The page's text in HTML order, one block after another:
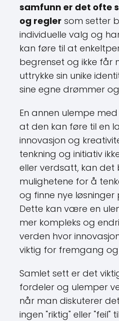
samfunn er det ofte
og regler som setter
individuelle valg og
kan føre til at
begrenset og ikke får
uttrykke sin unike
sine egne drømmer
En annen ulempe
at den kan føre til en
innovasjon og
tenkning og initiativ
eller verdsatt, kan det
mulighetene for å
og finne nye
Dette kan være en
mer kompleks og
verden hvor
viktig for fremgang og
Samlet sett er det
fordeler og ulemper
når man diskuterer
ingen "riktig" eller "feil"